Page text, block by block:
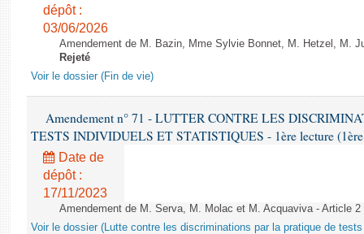
dépôt :
03/06/2026
Amendement de M. Bazin, Mme Sylvie Bonnet, M. Hetzel, M.
Rejeté
Voir le dossier (Fin de vie)
Amendement n° 71 - LUTTER CONTRE LES
TESTS INDIVIDUELS ET STATISTIQUES - 1ère lecture (1ère
Date de
dépôt :
17/11/2023
Amendement de M. Serva, M. Molac et M. Acquaviva - Article
Voir le dossier (Lutte contre les discriminations par la pratique de